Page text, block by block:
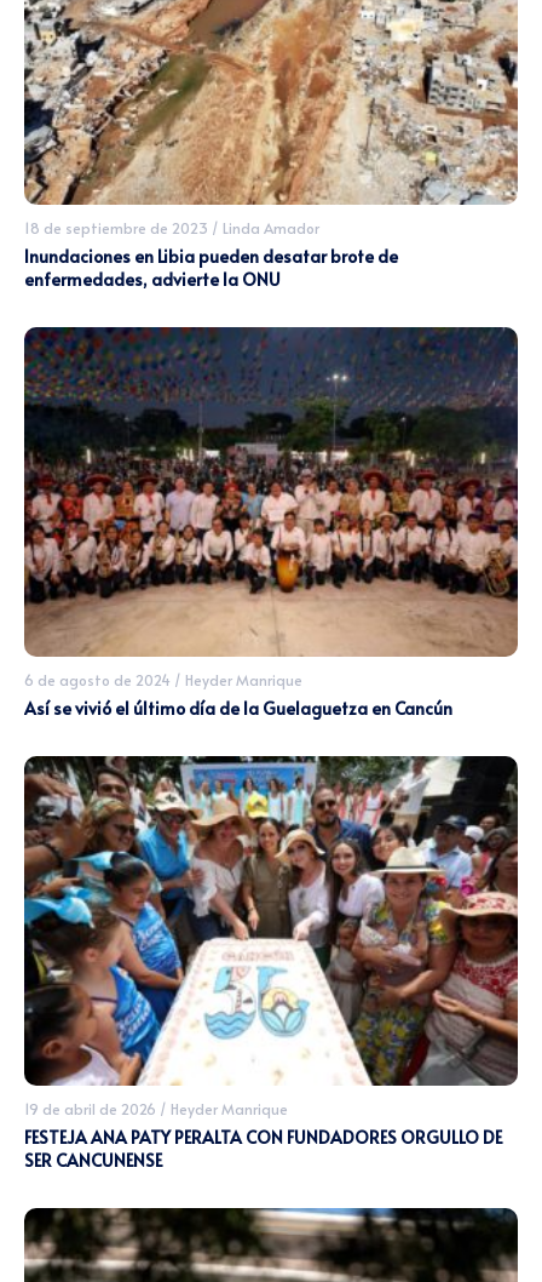
18 de septiembre de 2023 / Linda Amador
Inundaciones en Libia pueden desatar brote de
enfermedades, advierte la ONU
6 de agosto de 2024 / Heyder Manrique
Así se vivió el último día de la Guelaguetza en Cancún
19 de abril de 2026 / Heyder Manrique
FESTEJA ANA PATY PERALTA CON FUNDADORES ORGULLO DE
SER CANCUNENSE